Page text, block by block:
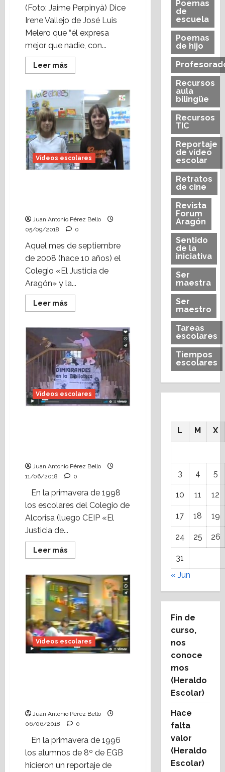
(Foto: Jaime Perpinyà) Dice
Irene Vallejo de José Luis
Melero que “él expresa
mejor que nadie, con...
Leer másLeer
más
Leer
es
volar
(Heraldo
escolar)
–
Foto:
Jaime
Perpinyà
Vídeos escolares
Juan Antonio Pérez Bello
05/09/2018
0
Aquel mes de septiembre
de 2008 (hace 10 años) el
Colegio «El Justicia de
Aragón» y la...
Leer másLeer
más
Vídeo
escolar:
Jornada
de
Páginas
Abiertas
(2008)
Vídeos escolares
Juan Antonio Pérez Bello
11/06/2018
0
En la primavera de 1998
los escolares del Colegio de
Alcorisa (luego CEIP «El
Justicia de...
Leer másLeer
más
Vídeo
escolar:
los
Dimigrandes
en
la
biblioteca
de
Alcorisa
(1998).
Vídeos escolares
Juan Antonio Pérez Bello
06/06/2018
0
En la primavera de 1996
los alumnos de 8º de EGB
hicieron un reportaje de
Poemas
de
escuela
Poemas
de hijo
Recursos
aula
bilingüe
Recursos
TIC
Reportaje
de vídeo
escolar
Retratos
de cine
Revista
Forum
Aragón
Sentido
de la
iniciativa
Ser
maestra
Ser
maestro
Tareas
escolares
Tiempos
escolares
L M X
3 4 5
10 11 12
17 18 19
24 25 26
31
« Jun
Fin de
curso,
nos
conoce
mos
(Heraldo
Escolar)
Hace
falta
valor
(Heraldo
Escolar)